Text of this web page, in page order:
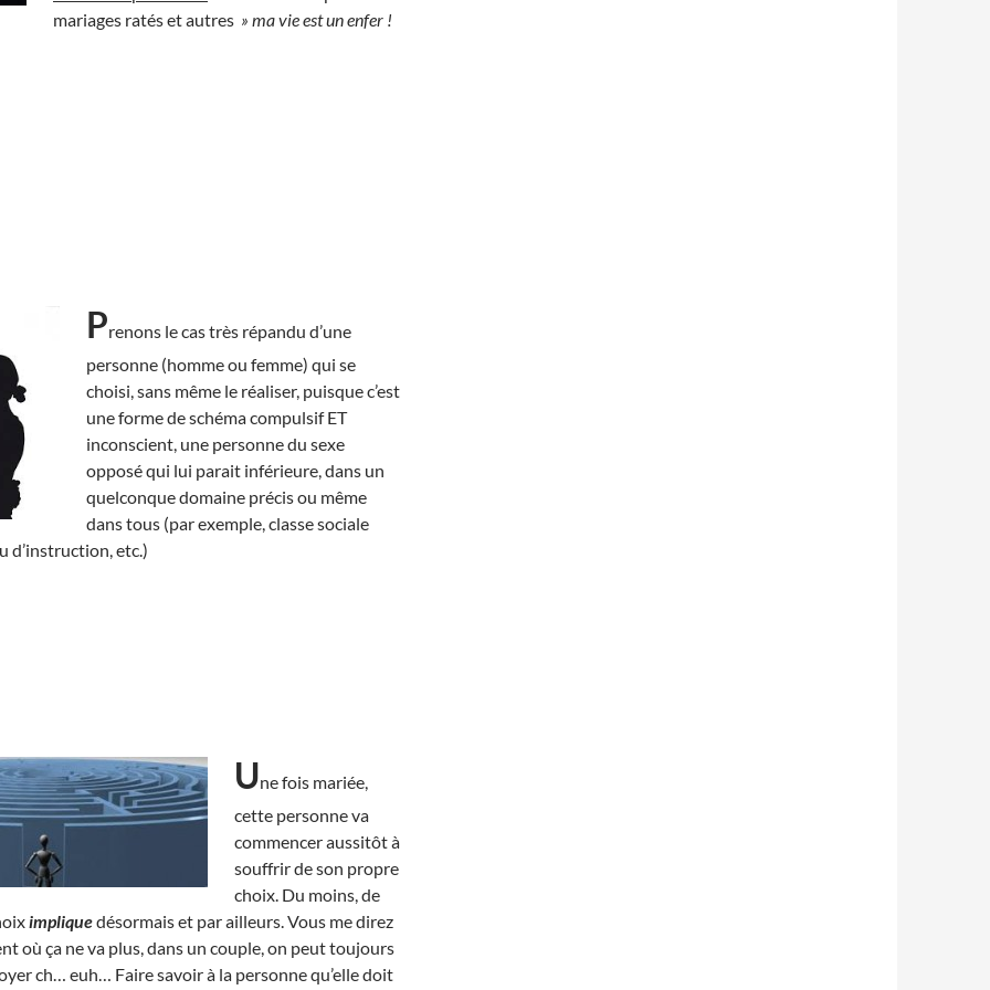
mariages ratés et autres » ma vie est un enfer !
Prenons le cas très répandu d’une
personne (homme ou femme) qui se
choisi, sans même le réaliser, puisque c’est
une forme de schéma compulsif ET
inconscient, une personne du sexe
opposé qui lui parait inférieure, dans un
quelconque domaine précis ou même
dans tous (par exemple, classe sociale
d’instruction, etc.)
Une fois mariée,
cette personne va
commencer aussitôt à
souffrir de son propre
choix. Du moins, de
impliquedésormais et par ailleurs. Vous me direz
où ça ne va plus, dans un couple, on peut toujours
ch… euh… Faire savoir à la personne qu’elle doit